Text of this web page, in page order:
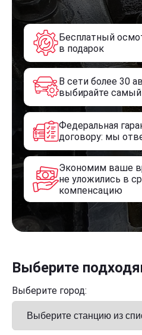
Бесплатный
в подарок
В сети более 30
выбирайте самый
Федеральная
договору: мы
Экономим ваше
не уложились в
компенсацию
Выберите
Выберите город: